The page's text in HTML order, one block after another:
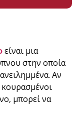
είναι μια
στην οποία
Αν
κουρασμένοι
μπορεί να